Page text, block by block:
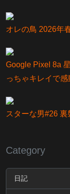
オレの鳥 2026年
Google Pixel 8a
っちゃキレイで
スターな男#26
Category
日記